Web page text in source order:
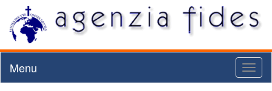
Menu